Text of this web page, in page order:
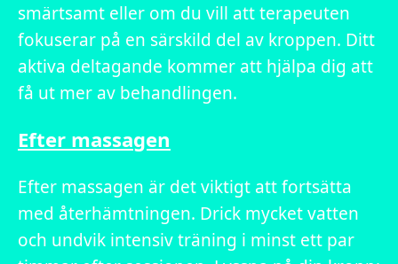
smärtsamt eller om du vill att terapeuten
fokuserar på en särskild del av kroppen. Ditt
aktiva deltagande kommer att hjälpa dig att
få ut mer av behandlingen.
Efter massagen
Efter massagen är det viktigt att fortsätta
med återhämtningen. Drick mycket vatten
och undvik intensiv träning i minst ett par